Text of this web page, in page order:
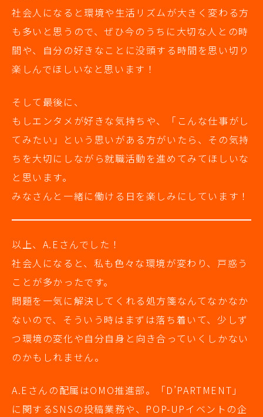
社会人になると環境や生活リズムが大きく変わる方
も多いと思うので、ぜひ今のうちに大切な人との時
間や、自分の好きなことに没頭する時間を思い切り
楽しんでほしいなと思います！
そして最後に、
もしエンタメが好きな気持ちや、「こんな仕事がし
てみたい」という思いがある方がいたら、その気持
ちを大切にしながら就職活動を進めてみてほしいな
と思います。
みなさんと一緒に働ける日を楽しみにしています！
以上、A.Eさんでした！
社会人になると、私も色々な環境が変わり、戸惑う
ことが多かったです。
問題を一気に解決してくれる処方箋なんてなかなか
ないので、そういう時はまずは落ち着いて、少しず
つ環境の変化や自分自身と向き合っていくしかない
のかもしれません。
A.Eさんの配属はOMO推進部。「D’PARTMENT」
に関するSNSの投稿業務や、POP-UPイベントの企